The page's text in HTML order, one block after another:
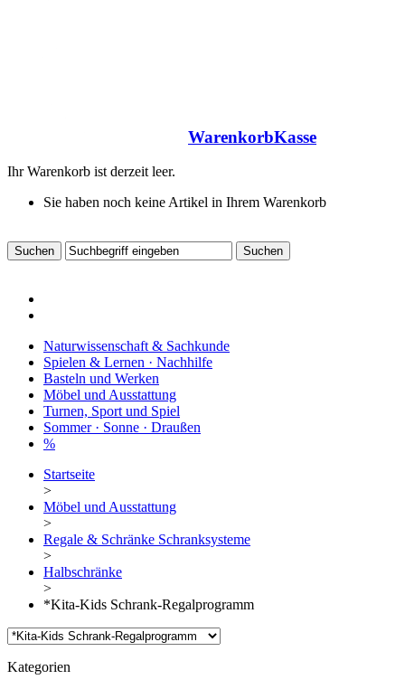
WarenkorbKasse
Ihr Warenkorb ist derzeit leer.
Sie haben noch keine Artikel in Ihrem Warenkorb
Naturwissenschaft & Sachkunde
Spielen & Lernen · Nachhilfe
Basteln und Werken
Möbel und Ausstattung
Turnen, Sport und Spiel
Sommer · Sonne · Draußen
%
Startseite
>
Möbel und Ausstattung
>
Regale & Schränke Schranksysteme
>
Halbschränke
>
*Kita-Kids Schrank-Regalprogramm
Kategorien